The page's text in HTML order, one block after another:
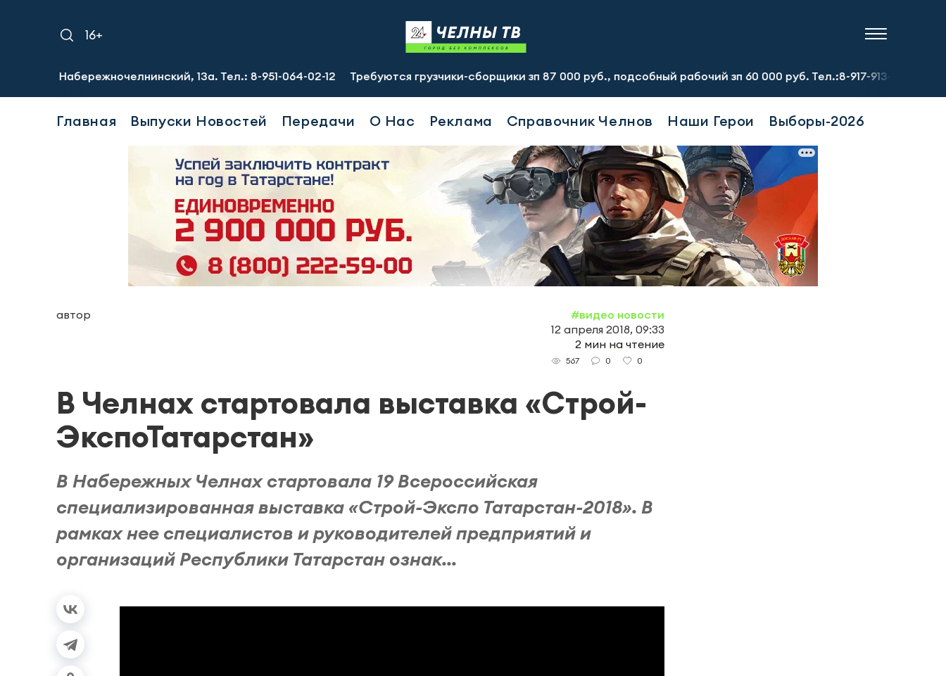
16+
13а. Тел.: 8-951-064-02-12 Требуются грузчики-сборщики зп 87 000 руб., подсобный рабочий зп 60 000 руб. Тел.:8-917-913-20-71
Главная Выпуски Новостей Передачи О Нас Реклама Справочник Челнов Наши Герои Выборы-2026
автор
#видео новости
12 апреля 2018, 09:33
2 мин на чтение
567 0 0
В Челнах стартовала выставка «Строй-
ЭкспоТатарстан»
В Набережных Челнах стартовала 19 Всероссийская
специализированная выставка «Строй-Экспо Татарстан-2018». В
рамках нее специалистов и руководителей предприятий и
организаций Республики Татарстан ознак...